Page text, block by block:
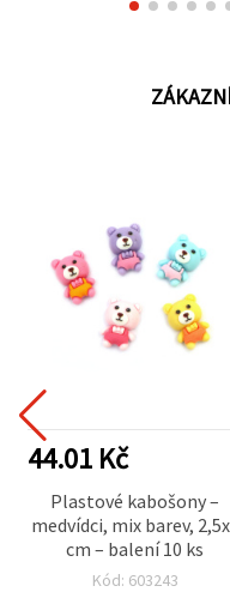
44.01 Kč
Plastové kabošony –
medvídci, mix barev,
cm – balení 10 ks
Kód: 603243